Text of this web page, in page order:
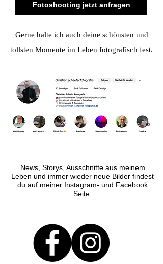
Fotoshooting jetzt anfragen
Gerne halte ich auch deine schönsten und
tollsten Momente im Leben fotografisch fest.
News, Storys, Ausschnitte aus meinem
Leben und immer wieder neue Bilder findest
du auf meiner Instagram- und Facebook
Seite.